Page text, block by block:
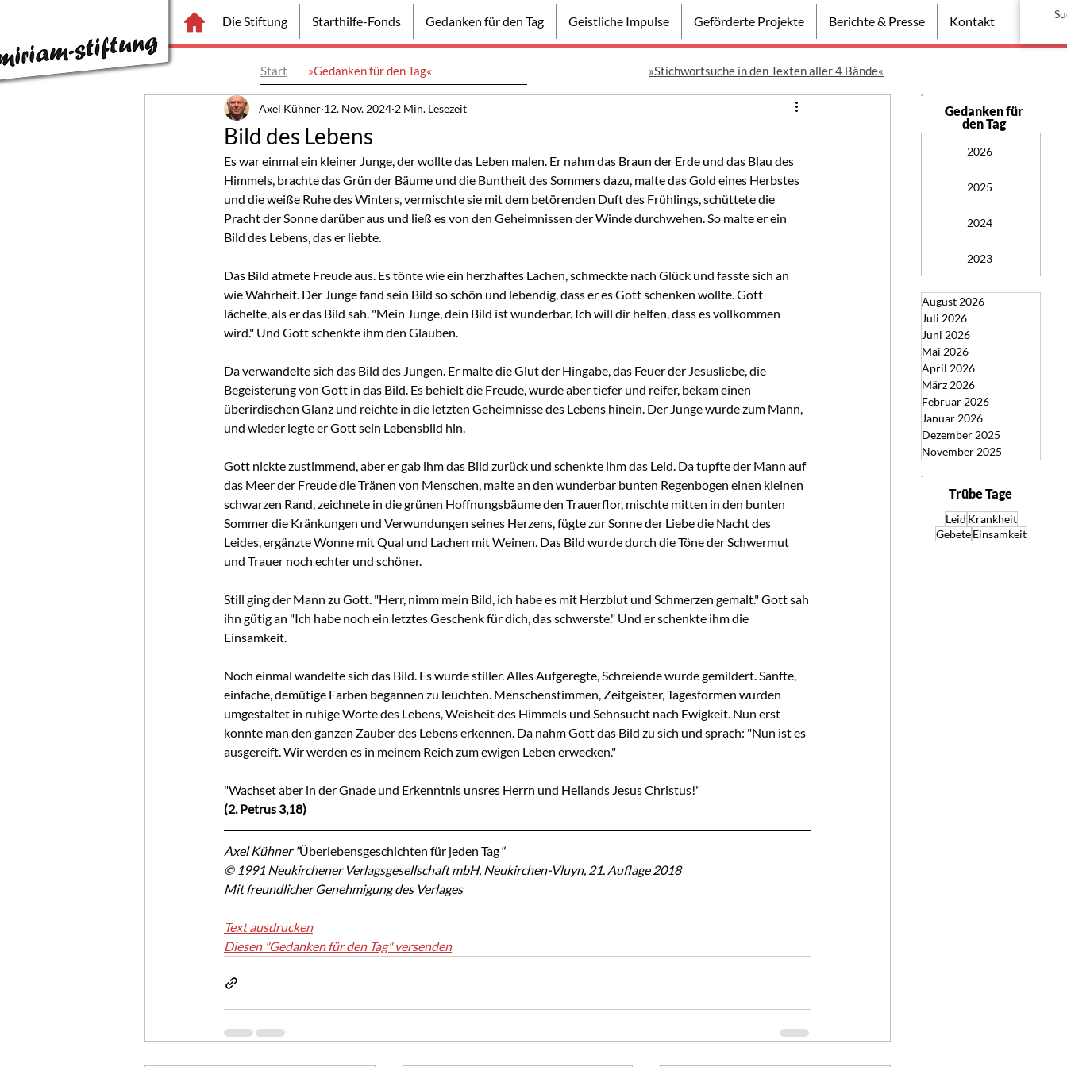
Die Stiftung Starthilfe-Fonds Gedanken für den Tag Geistliche Impulse Geförderte Projekte Berichte & Presse Kontakt
Start »Gedanken für den Tag«
Bild des Lebens
Axel Kühner 12. Nov. 2024 2 Min. Lesezeit
Es war einmal ein kleiner Junge, der wollte das Leben malen. Er nahm das Braun der Erde und das Blau des
Himmels, brachte das Grün der Bäume und die Buntheit des Sommers dazu, malte das Gold eines Herbstes
und die weiße Ruhe des Winters, vermischte sie mit dem betörenden Duft des Frühlings, schüttete die
Pracht der Sonne darüber aus und ließ es von den Geheimnissen der Winde durchwehen. So malte er ein
Bild des Lebens, das er liebte.
Das Bild atmete Freude aus. Es tönte wie ein herzhaftes Lachen, schmeckte nach Glück und fasste sich an
wie Wahrheit. Der Junge fand sein Bild so schön und lebendig, dass er es Gott schenken wollte. Gott
lächelte, als er das Bild sah. "Mein Junge, dein Bild ist wunderbar. Ich will dir helfen, dass es vollkommen
wird." Und Gott schenkte ihm den Glauben.
Da verwandelte sich das Bild des Jungen. Er malte die Glut der Hingabe, das Feuer der Jesusliebe, die
Begeisterung von Gott in das Bild. Es behielt die Freude, wurde aber tiefer und reifer, bekam einen
überirdischen Glanz und reichte in die letzten Geheimnisse des Lebens hinein. Der Junge wurde zum Mann,
und wieder legte er Gott sein Lebensbild hin.
Gott nickte zustimmend, aber er gab ihm das Bild zurück und schenkte ihm das Leid. Da tupfte der Mann auf
das Meer der Freude die Tränen von Menschen, malte an den wunderbar bunten Regenbogen einen kleinen
schwarzen Rand, zeichnete in die grünen Hoffnungsbäume den Trauerflor, mischte mitten in den bunten
Sommer die Kränkungen und Verwundungen seines Herzens, fügte zur Sonne der Liebe die Nacht des
Leides, ergänzte Wonne mit Qual und Lachen mit Weinen. Das Bild wurde durch die Töne der Schwermut
und Trauer noch echter und schöner.
Still ging der Mann zu Gott. "Herr, nimm mein Bild, ich habe es mit Herzblut und Schmerzen gemalt." Gott sah
ihn gütig an "Ich habe noch ein letztes Geschenk für dich, das schwerste." Und er schenkte ihm die
Einsamkeit.
Noch einmal wandelte sich das Bild. Es wurde stiller. Alles Aufgeregte, Schreiende wurde gemildert. Sanfte,
einfache, demütige Farben begannen zu leuchten. Menschenstimmen, Zeitgeister, Tagesformen wurden
umgestaltet in ruhige Worte des Lebens, Weisheit des Himmels und Sehnsucht nach Ewigkeit. Nun erst
konnte man den ganzen Zauber des Lebens erkennen. Da nahm Gott das Bild zu sich und sprach: "Nun ist es
ausgereift. Wir werden es in meinem Reich zum ewigen Leben erwecken."
"Wachset aber in der Gnade und Erkenntnis unsres Herrn und Heilands Jesus Christus!"
(2. Petrus 3,18)
Axel Kühner "Überlebensgeschichten für jeden Tag"
© 1991 Neukirchener Verlagsgesellschaft mbH, Neukirchen-Vluyn, 21. Auflage 2018
Mit freundlicher Genehmigung des Verlages
Text ausdrucken
Diesen "Gedanken für den Tag" versenden
Gedanken für
den Tag
2026
2025
2024
2023
August 2026
Juli 2026
Juni 2026
Mai 2026
April 2026
März 2026
Februar 2026
Januar 2026
Dezember 2025
November 2025
»Stichwortsuche in den Texten aller 4 Bände«
Trübe Tage
Leid Krankheit
Gebete Einsamkeit